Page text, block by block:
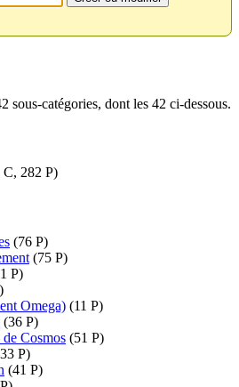
sous-catégories, dont les 42 ci-dessous.
C, 282 P)
(76 P)
(75 P)
P)
Omega) (11 P)
(36 P)
Cosmos (51 P)
P)
(41 P)